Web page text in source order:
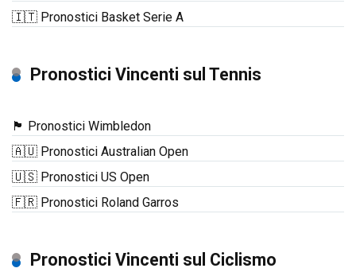
🇮🇹 Pronostici Basket Serie A
Pronostici Vincenti sul Tennis
🏴󠁧󠁢󠁥󠁮󠁧󠁿 Pronostici Wimbledon
🇦🇺 Pronostici Australian Open
🇺🇸 Pronostici US Open
🇫🇷 Pronostici Roland Garros
Pronostici Vincenti sul Ciclismo